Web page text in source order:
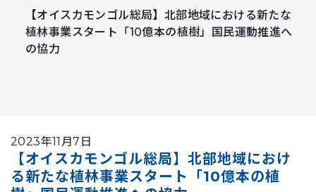
【オイスカモンゴル総局】北部地域における新たな
植林事業スタート「10億本の植樹」国民運動推進へ
の協力
2023年11月7日
【オイスカモンゴル総局】北部地域におけ
る新たな植林事業スタート「10億本の植